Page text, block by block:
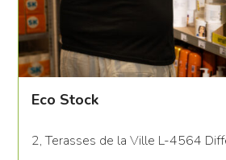
Eco Stock
2, Terasses de la Ville L-4564